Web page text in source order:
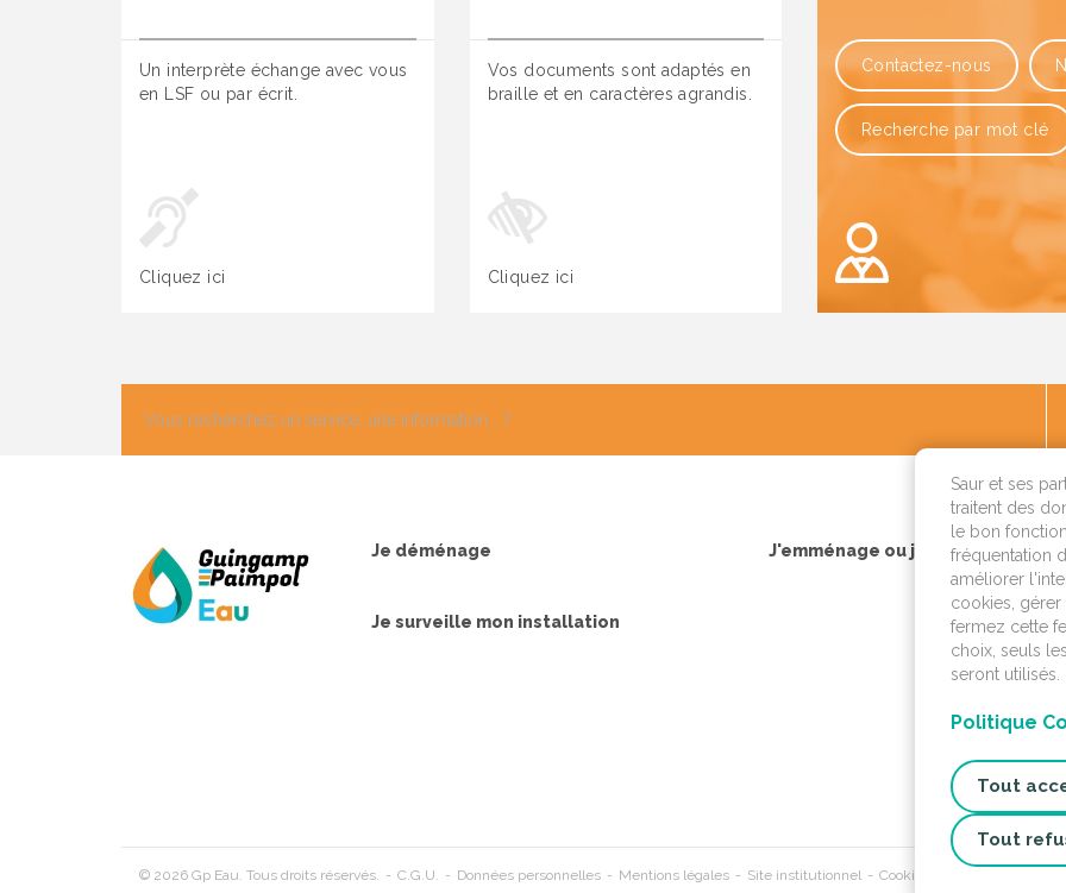
Un interprète échange avec vous
en LSF ou par écrit.
Cliquez ici
Vos documents sont adaptés en
braille et en caractères agrandis.
Cliquez ici
Contactez-nous
Recherche par mot clé
Je déménage J'emménage ou je fais construire
Je surveille mon installation
© 2026 Gp Eau. Tous droits réservés. C.G.U. Données personnelles Mentions légales Site institutionnel Cookies
Saur et ses
traitent des
le bon
fréquentation
améliorer
cookies, gérer
fermez cette
choix, seuls
seront utilisés.
Politique
Tout
Tout